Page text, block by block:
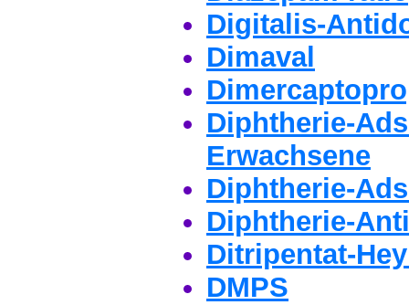
Digitalis-
Dimaval
Diphtherie-
Erwachsene
Diphtherie-
Diphtherie-
Ditripentat-
DMPS